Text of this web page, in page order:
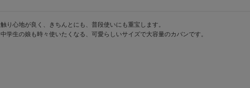
触り心地が良く、きちんとにも、普段使いにも重宝します。
中学生の娘も時々使いたくなる、可愛らしいサイズで大容量のカバンです。